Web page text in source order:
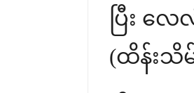
ပြီး လ
(ထိန်းသိ